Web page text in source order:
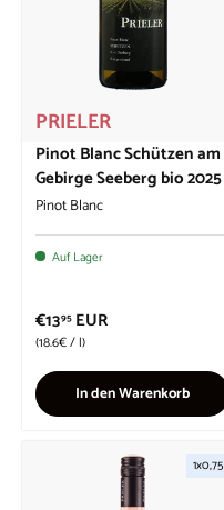
PRIELER
Pinot Blanc Schützen am
Gebirge Seeberg bio 2025
Pinot Blanc
Auf Lager
€1395 EUR
Grundpreis
18.6€/l
In den Warenkorb
1x0,75